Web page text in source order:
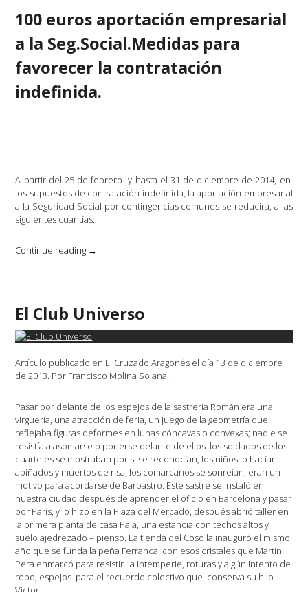
RÉGIMEN
ESPECIAL
AUTÓNOMOS.»
100 euros aportación empresarial
a la Seg.Social.Medidas para
favorecer la contratación
indefinida.
A partir del 25 de febrero y hasta el 31 de diciembre de 2014, en
los supuestos de contratación indefinida, la aportación empresarial
a la Seguridad Social por contingencias comunes se reducirá, a las
siguientes cuantías:
Continue reading «100
la
Seg.Social.Medidas
para
la
contratación
→
El Club Universo
Artículo publicado en El Cruzado Aragonés el día 13 de diciembre
de 2013. Por Francisco Molina Solana.
Pasar por delante de los espejos de la sastrería Román era una
virguería, una atracción de feria, un juego de la geometría que
reflejaba figuras deformes en lunas cóncavas o convexas; nadie se
resistía a asomarse o ponerse delante de ellos: los soldados de los
cuarteles se mostraban por si se reconocían, los niños lo hacían
apiñados y muertos de risa, los comarcanos se sonreían; eran un
motivo para acordarse de Barbastro. Este sastre se instaló en
nuestra ciudad después de aprender el oficio en Barcelona y pasar
por París, y lo hizo en la Plaza del Mercado, después abrió taller en
la primera planta de casa Palá, una estancia con techos altos y
suelo ajedrezado – pienso. La tienda del Coso la inauguró el mismo
año que se funda la peña Ferranca, con esos cristales que Martín
Pera enmarcó para resistir la intemperie, roturas y algún intento de
robo; espejos para el recuerdo colectivo que conserva su hijo